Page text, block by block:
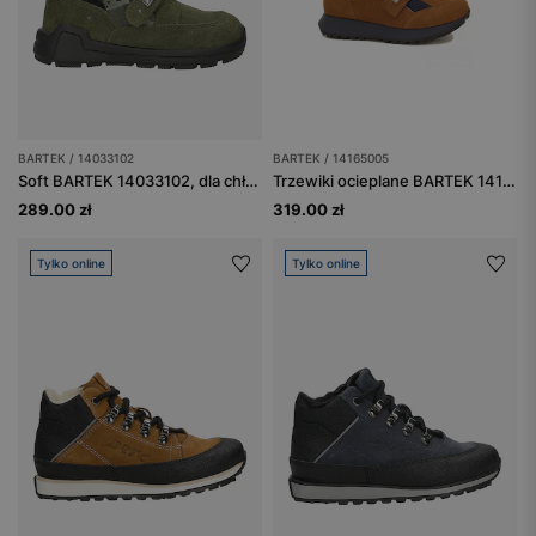
BARTEK / 14033102
Soft BARTEK 14033102, dla chłopców, zielony
289.00 zł
BARTEK / 14165005
Trzewiki ocieplane BARTEK 14165005, brązowo-granatowy
319.00 zł
Tylko online Tylko online